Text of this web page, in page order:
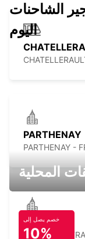
PARTHENAY
PARTHENAY -
THOUARS
THOUARS -
الشاحنات
اليوم
المحلية
خصم يصل إلى
10%